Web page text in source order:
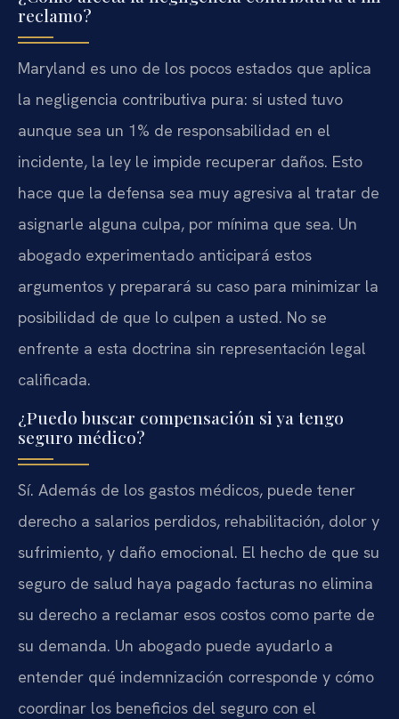
reclamo?
Maryland es uno de los pocos estados que aplica
la negligencia contributiva pura: si usted tuvo
aunque sea un 1% de responsabilidad en el
incidente, la ley le impide recuperar daños. Esto
hace que la defensa sea muy agresiva al tratar de
asignarle alguna culpa, por mínima que sea. Un
abogado experimentado anticipará estos
argumentos y preparará su caso para minimizar la
posibilidad de que lo culpen a usted. No se
enfrente a esta doctrina sin representación legal
calificada.
¿Puedo buscar compensación si ya tengo
seguro médico?
Sí. Además de los gastos médicos, puede tener
derecho a salarios perdidos, rehabilitación, dolor y
sufrimiento, y daño emocional. El hecho de que su
seguro de salud haya pagado facturas no elimina
su derecho a reclamar esos costos como parte de
su demanda. Un abogado puede ayudarlo a
entender qué indemnización corresponde y cómo
coordinar los beneficios del seguro con el